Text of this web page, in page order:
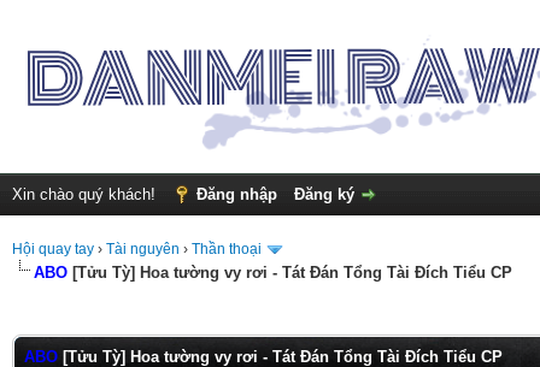
Xin chào quý khách! Đăng nhập Đăng ký
Hội quay tay › Tài nguyên › Thần thoại
ABO [Tửu Tỳ] Hoa tường vy rơi - Tát Đán Tổng Tài Đích Tiểu CP
ABO [Tửu Tỳ] Hoa tường vy rơi - Tát Đán Tổng Tài Đích Tiểu CP